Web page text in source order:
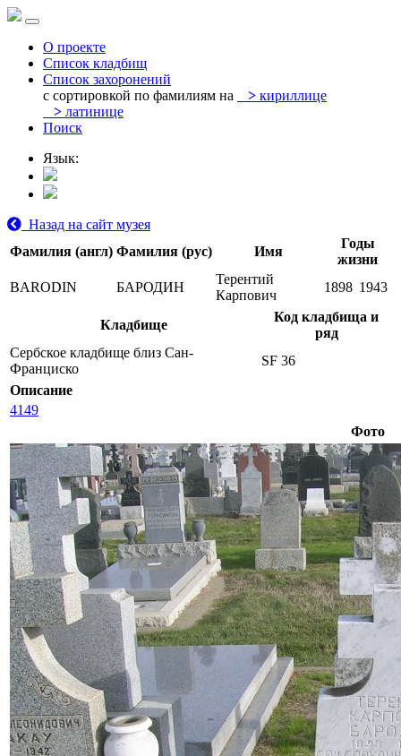
О проекте
Список кладбищ
Список захоронений
с сортировкой по фамилиям на
> кириллице
> латинице
Поиск
Язык:
Назад на сайт музея
Фамилия (англ) Фамилия (рус) Имя
Годы
жизни
BARODIN
БАРОДИН
Терентий
Карпович
1898 1943
Кладбище
Код кладбища и
ряд
Сербское кладбище близ Сан-
Франциско
SF 36
Описание
4149
Фото